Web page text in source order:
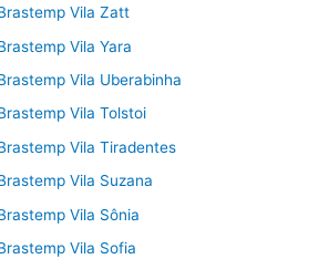
Vila Zatt
Vila Yara
Vila Uberabinha
Vila Tolstoi
Vila Tiradentes
Vila Suzana
Vila Sônia
Vila Sofia